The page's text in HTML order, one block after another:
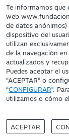
Te informamos que
web
de datos anónimos)
dispositivo del
utilizan
de la navegación
actualizados y
Puedes aceptar el
“ACEPTAR” o
“CONFIGURAR".
utilizamos o cómo
ACEPTAR
IBERCAJA
Fundación
Inscrita en el
Cultura y Deporte
Domicilio social: